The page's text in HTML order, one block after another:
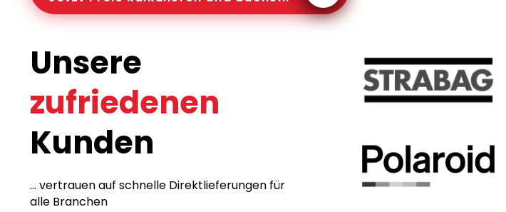
Unsere
zufriedenen
Kunden
... vertrauen auf schnelle Direktlieferungen für
alle Branchen